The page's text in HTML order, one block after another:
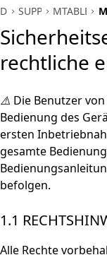
DE SUPPORT
rechtliche
⚠️ Die Benutzer von
Bedienung des
ersten
gesamte
befolgen.
1.1
Alle Rechte